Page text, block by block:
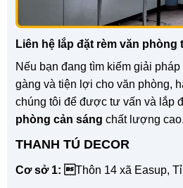
Liên hệ lắp đặt rèm văn phòng
Nếu bạn đang tìm kiếm giải
gàng và tiện lợi cho văn phòng,
chúng tôi để được tư vấn và lắp
phòng cản sáng chất lượng cao.
THANH TÚ DECOR
Cơ sở 1: Thôn 14 xã Easup,